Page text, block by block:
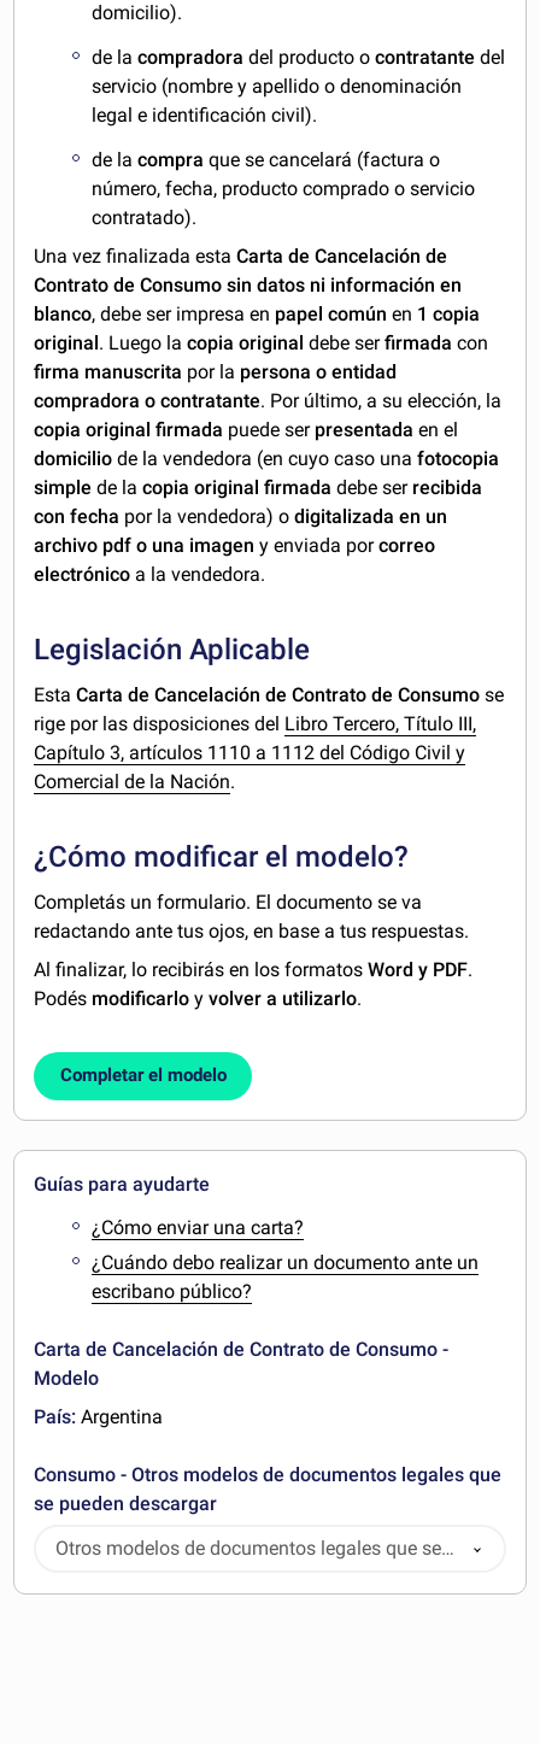
domicilio).
de la compradora del producto ocontratante del
servicio (nombre y apellido o denominación
legal e identificación civil).
de lacompra que se cancelará (factura o
número, fecha, producto comprado o servicio
contratado).
Una vez finalizada estaCarta de Cancelación de
Contrato de Consumo sin datos ni información en
blanco, debe ser impresa en papel común en 1 copia
original. Luego lacopia original debe serfirmada con
firma manuscrita por la persona o entidad
compradora o contratante. Por último, a su elección, la
copia original firmada puede ser presentada en el
domicilio de la vendedora (en cuyo caso unafotocopia
simple de lacopia original firmada debe ser recibida
con fecha por la vendedora) odigitalizada en un
archivo pdf o una imagen y enviada porcorreo
electrónico a la vendedora.
Legislación Aplicable
EstaCarta de Cancelación de Contrato de Consumo se
rige por las disposiciones del Libro Tercero, Título III,
Capítulo 3, artículos 1110 a 1112 del Código Civil y
Comercial de la Nación.
¿Cómo modificar el modelo?
Completás un formulario. El documento se va
redactando ante tus ojos, en base a tus respuestas.
Al finalizar, lo recibirás en los formatosWord y PDF.
Podés modificarlo yvolver a utilizarlo.
Completar el modelo
Guías para ayudarte
¿Cómo enviar una carta?
¿Cuándo debo realizar un documento ante un
escribano público?
Carta de Cancelación de Contrato de Consumo -
Modelo
País: Argentina
Consumo - Otros modelos de documentos legales que
se pueden descargar
Otros modelos de documentos legales que se
pueden descargar